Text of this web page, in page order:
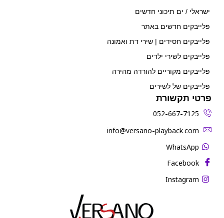
ישראלי / ים תיכוני חדשים
פלייבקים חדשים באתר
פלייבקים חסידים | שירי דת ואמונה
פלייבקים לשירי ילדים
פלייבקים מקוריים להורדה מהירה
פלייבקים של לשירים
פרטי תקשורת
052-667-7125
‫info@versano-playback.com‬
WhatsApp
Facebook
Instagram